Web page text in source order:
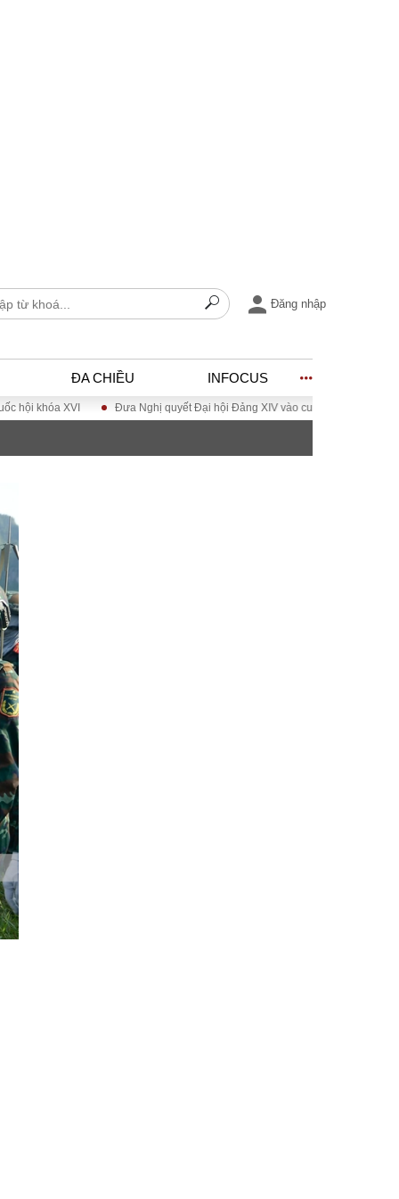
Đăng nhập
ĐA CHIỀU INFOCUS
– Đô thị
Đưa Nghị quyết Đại hội Đảng XIV vào cuộc sống Hướng tới Đại hội